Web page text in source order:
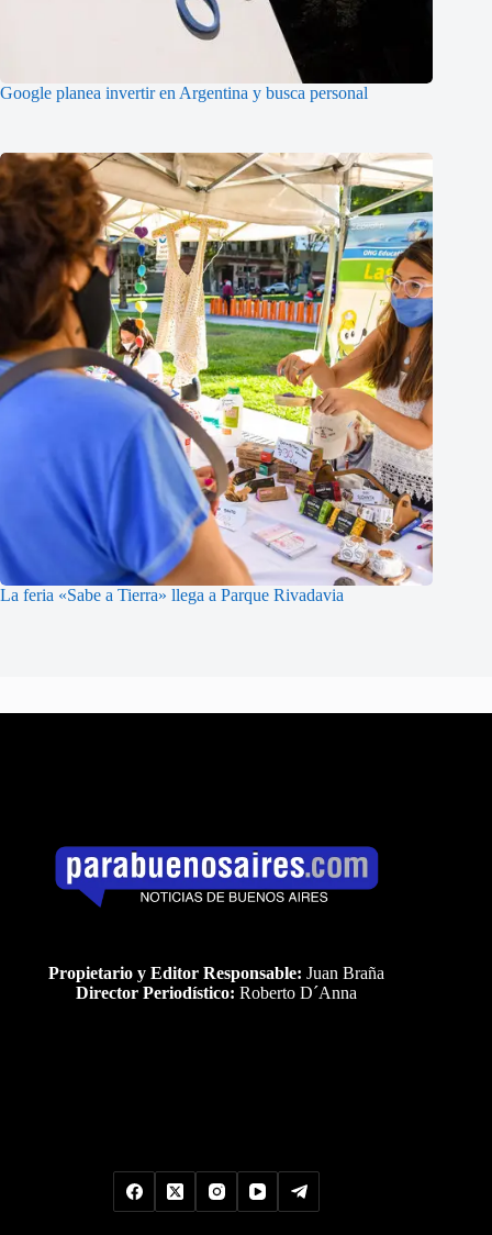
Google planea invertir en Argentina y busca personal
La feria «Sabe a Tierra» llega a Parque Rivadavia
Propietario y Editor Responsable: Juan Braña
Director Periodístico: Roberto D´Anna